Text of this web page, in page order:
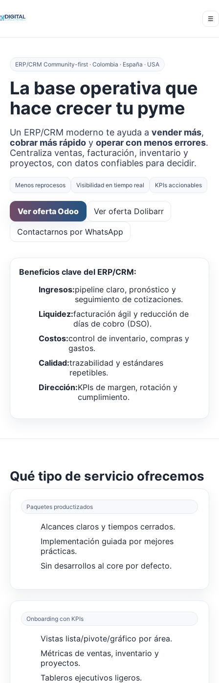
☰
ERP/CRM Community-first · Colombia · España · USA
La base operativa que
hace crecer tu pyme
Un ERP/CRM moderno te ayuda a vender más,
cobrar más rápido y operar con menos errores.
Centraliza ventas, facturación, inventario y
proyectos, con datos confiables para decidir.
Menos reprocesos Visibilidad en tiempo real KPIs accionables
Ver oferta Odoo Ver oferta Dolibarr
Contactarnos por WhatsApp
Beneficios clave del ERP/CRM:
Ingresos:pipeline claro, pronóstico y
seguimiento de cotizaciones.
Liquidez:facturación ágil y reducción de
días de cobro (DSO).
Costos:control de inventario, compras y
gastos.
Calidad:trazabilidad y estándares
repetibles.
Dirección:KPIs de margen, rotación y
cumplimiento.
Qué tipo de servicio ofrecemos
Paquetes productizados
Alcances claros y tiempos cerrados.
Implementación guiada por mejores
prácticas.
Sin desarrollos al core por defecto.
Onboarding con KPIs
Vistas lista/pivote/gráfico por área.
Métricas de ventas, inventario y
proyectos.
Tableros ejecutivos ligeros.